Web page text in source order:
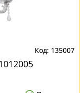
135007